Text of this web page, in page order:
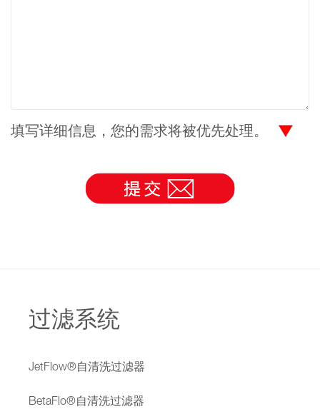
填写详细信息，您的需求将被优先处理。
过滤系统
JetFlow®自清洗过滤器
BetaFlo®自清洗过滤器